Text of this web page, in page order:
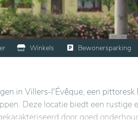
Winkels Bewonersparking
in Villers-l'Évêque, een
Deze locatie biedt een rustige
door goed
van frisse lucht en de